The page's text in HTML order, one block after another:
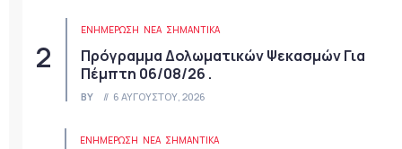
ΕΝΗΜΕΡΩΣΗ ΝΈΑ ΣΗΜΑΝΤΙΚΆ
Πρόγραμμα Δολωματικών Ψεκασμών Για
Πέμπτη 06/08/26 .
BY 6 ΑΥΓΟΎΣΤΟΥ, 2026
ΕΝΗΜΕΡΩΣΗ ΝΈΑ ΣΗΜΑΝΤΙΚΆ